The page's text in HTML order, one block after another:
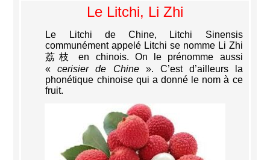
Le Litchi, Li Zhi
Le Litchi de Chine, Litchi Sinensis
communément appelé Litchi se nomme Li Zhi
荔枝 en chinois. On le prénomme aussi
«cerisier de Chine ». C’est d’ailleurs la
phonétique chinoise qui a donné le nom à ce
fruit.